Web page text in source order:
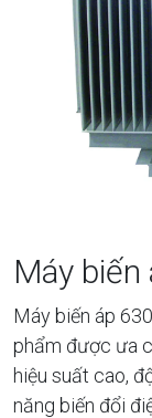
Máy
Máy biến áp
phẩm được ưa
hiệu suất cao,
năng biến đổi